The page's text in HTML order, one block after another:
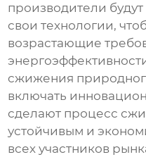
производители
свои технологии,
возрастающие
сжижения
включать
сделают процесс
устойчивым и
всех участников